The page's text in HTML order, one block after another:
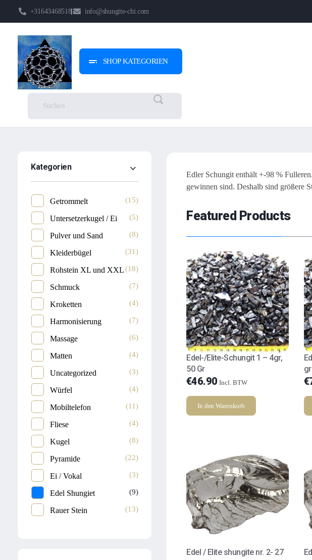
+31643468518 info@shungite-chi.com
Shungite-Chi | Groothandel
Echte Shungite Edel uit Karelie
SHOP KATEGORIEN
Edler Schungit enthält +-98 %
gewinnen sind. Deshalb sind größere
Featured Products
Edel-/Elite-Schungit 1 – 4gr,
50 Gr
€46.90 Incl. BTW
In den Warenkorb
€
Edel / Elite shungite nr. 2- 27
Kategorien
Getrommelt (15)
Untersetzerkugel / Ei (5)
Pulver und Sand (8)
Kleiderbügel (31)
Rohstein XL und XXL(18)
Schmuck (7)
Kroketten (4)
Harmonisierung (7)
Massage (6)
Matten (4)
Uncategorized (3)
Würfel (4)
Mobiltelefon (11)
Fliese (4)
Kugel (8)
Pyramide (22)
Ei / Vokal (3)
Edel Shungiet (9)
Rauer Stein (13)